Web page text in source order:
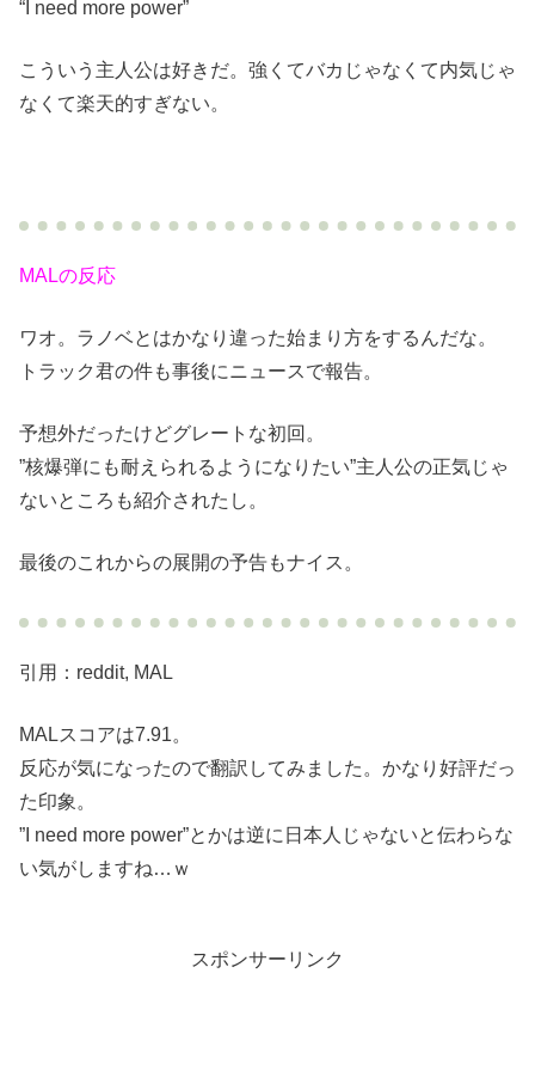
“I need more power”
こういう主人公は好きだ。強くてバカじゃなくて内気じゃ
なくて楽天的すぎない。
MALの反応
ワオ。ラノベとはかなり違った始まり方をするんだな。
トラック君の件も事後にニュースで報告。
予想外だったけどグレートな初回。
”核爆弾にも耐えられるようになりたい”主人公の正気じゃ
ないところも紹介されたし。
最後のこれからの展開の予告もナイス。
引用：reddit, MAL
MALスコアは7.91。
反応が気になったので翻訳してみました。かなり好評だっ
た印象。
”I need more power”とかは逆に日本人じゃないと伝わらな
い気がしますね…ｗ
スポンサーリンク